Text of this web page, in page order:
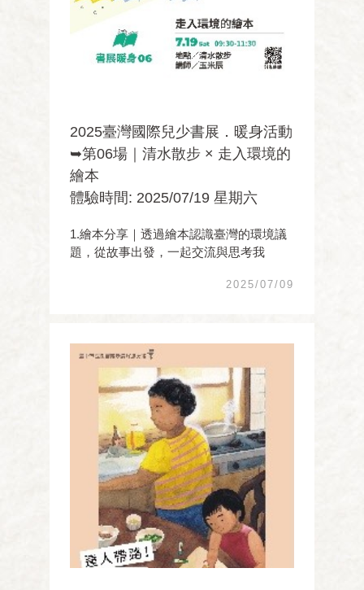
2025臺灣國際兒少書展．暖身活動
➥第06場｜清水散步 × 走入環境的
繪本
體驗時間: 2025/07/19 星期六
1.繪本分享｜透過繪本認識臺灣的環境議
題，從故事出發，一起交流與思考我
紙藝｜認識立體紙藝的基本概念，動手完
2025/07/09